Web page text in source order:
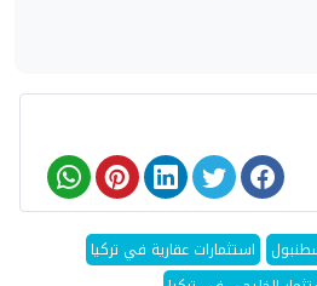
استثمارات عقارية في تركيا